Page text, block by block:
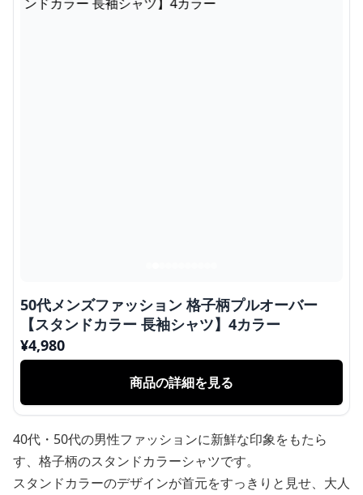
50代メンズファッション 格子柄プルオーバー
【スタンドカラー 長袖シャツ】4カラー
¥4,980
商品の詳細を見る
40代・50代の男性ファッションに新鮮な印象をもたら
す、格子柄のスタンドカラーシャツです。
スタンドカラーのデザインが首元をすっきりと見せ、大人